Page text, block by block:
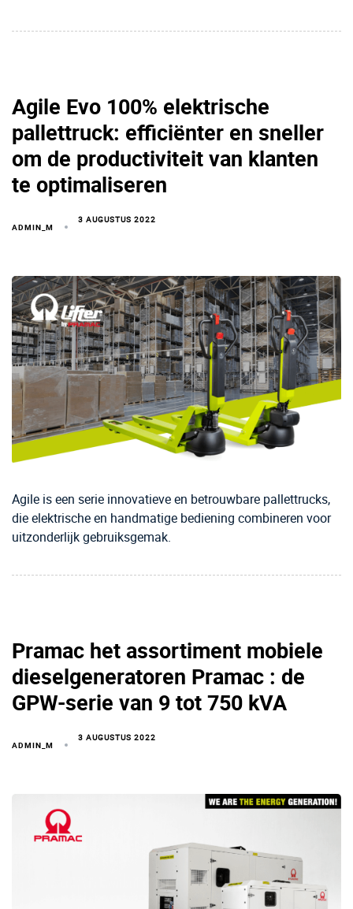
Agile Evo 100% elektrische
pallettruck: efficiënter en sneller
om de productiviteit van klanten
te optimaliseren
ADMIN_M
3 AUGUSTUS 2022
Agile is een serie innovatieve en betrouwbare pallettrucks,
die elektrische en handmatige bediening combineren voor
uitzonderlijk gebruiksgemak.
Pramac het assortiment mobiele
dieselgeneratoren Pramac : de
GPW-serie van 9 tot 750 kVA
ADMIN_M
3 AUGUSTUS 2022